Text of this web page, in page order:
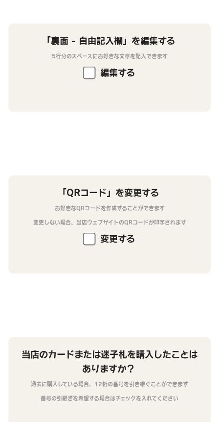
「裏面 - 自由記入欄」を編集する
5行分のスペースにお好きな文章を記入できます
編集する
「QRコード」を変更する
お好きなQRコードを作成することができます
変更しない場合、当店ウェブサイトのQRコードが印字されます
変更する
当店のカードまたは迷子札を購入したことは
ありますか？
過去に購入している場合、12桁の番号を引き継ぐことができます
番号の引継ぎを希望する場合はチェックを入れてください